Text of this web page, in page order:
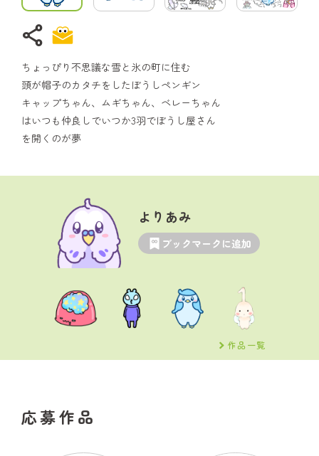
share
ちょっぴり不思議な雪と氷の町に住む
頭が帽子のカタチをしたぼうしペンギン
キャップちゃん、ムギちゃん、ベレーちゃん
はいつも仲良しでいつか3羽でぼうし屋さん
を開くのが夢
よりあみ
ブックマークに追加
作品一覧
応募作品